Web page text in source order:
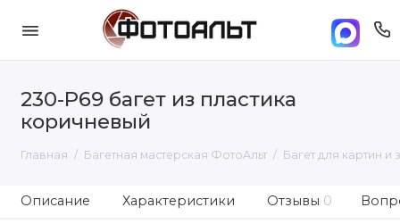
230-P69 багет из пластика
коричневый
Главная Багетная мастерская ФотоАльт Багет для картин и
Описание Характеристики Отзывы 0